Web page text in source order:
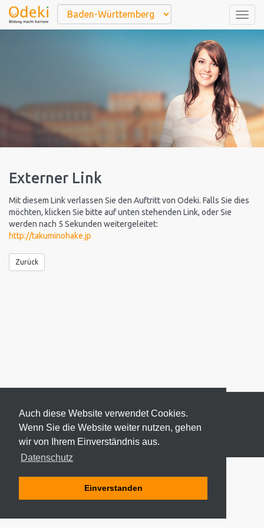
Auch diese Website verwendet Cookies.
Wenn Sie die Website weiter nutzen, gehen
wir von Ihrem Einverständnis aus.
Datenschutz
Einverstanden
Externer Link
Mit diesem Link verlassen Sie den Auftritt von Odeki. Falls Sie dies
möchten, klicken Sie bitte auf unten stehenden Link, oder Sie
werden nach 5 Sekunden weitergeleitet:
http://takuminohake.jp
Zurück
© 2026 ODEKI - ALLE RECHTE VORBEHALTEN